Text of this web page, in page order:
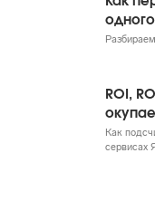
ROI,
Как
сервисах